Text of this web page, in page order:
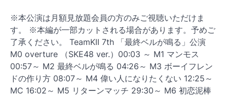
※本公演は月額見放題会員の方のみご視聴いただけま
す。 ※本編が一部カットされる場合があります。予めご
了承ください。 TeamKII 7th 「最終ベルが鳴る」公演
M0 overture （SKE48 ver.）00:03 ～ M1 マンモス
00:57～ M2 最終ベルが鳴る 04:26～ M3 ボーイフレン
ドの作り方 08:07～ M4 偉い人になりたくない 12:25～
MC 16:02～ M5 リターンマッチ 29:30～ M6 初恋泥棒